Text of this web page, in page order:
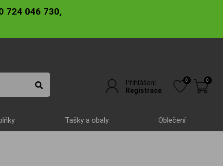
724 046 730,
Přihlášení
Registrace
0 0
Tašky a obaly Oblečení